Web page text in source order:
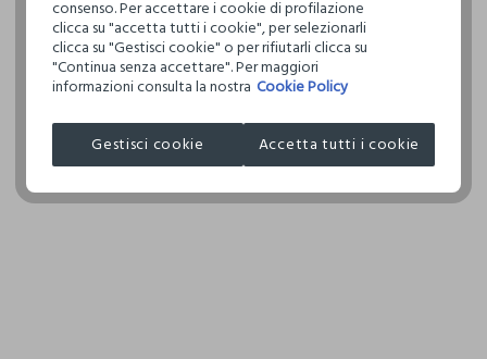
NON LAVARE A SECCO
NON ASCIUGARE IN ASCIUGA BIANCHERIA A TAMBURO
ROTATIVO
110°C, LA STIRATURA A VAPORE PUO' PROVOCARE
internazionale.
Clicca qui per vedere i dettagli
PYOGINAM PVT LTD
MADE IN INDIA
consenso. Per accettare i cookie di profilazione
clicca su "accetta tutti i cookie", per selezionarli
clicca su "Gestisci cookie" o per rifiutarli clicca su
"Continua senza accettare". Per maggiori
informazioni consulta la nostra Cookie Policy
Gestisci cookie Accetta tutti i cookie